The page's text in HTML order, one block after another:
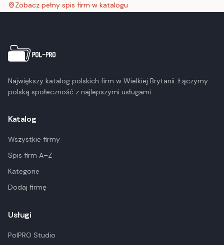
Zobacz pełny spis firm w katalogu
Największy katalog polskich firm w Wielkiej Brytanii. Łączymy
polską społeczność z najlepszymi usługami.
Katalog
Wszystkie firmy
Spis firm A–Z
Kategorie
Dodaj firmę
Usługi
PolPRO Studio